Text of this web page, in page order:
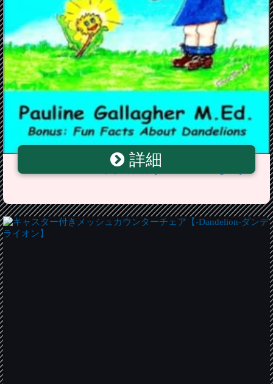
Belinda's Dandelion【電子書籍】[ Pauline T Gallagher ]
詳細